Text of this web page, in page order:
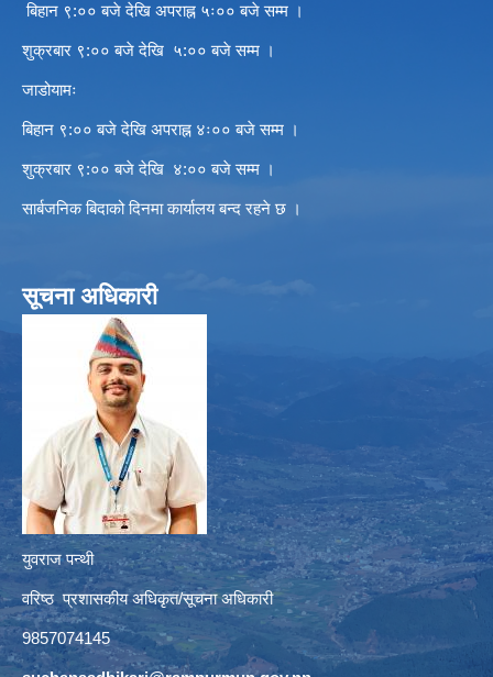
बिहान ९:०० बजे देखि अपराह्न ५ः०० बजे सम्म ।
शुक्रबार ९:०० बजे देखि ५:०० बजे सम्म ।
जाडोयामः
बिहान ९:०० बजे देखि अपराह्न ४ः०० बजे सम्म ।
शुक्रबार ९:०० बजे देखि ४:०० बजे सम्म ।
सार्बजनिक बिदाको दिनमा कार्यालय बन्द रहने छ ।
सूचना अधिकारी
युवराज पन्थी
वरिष्ठ प्रशासकीय अधिकृत/सूचना अधिकारी
9857074145